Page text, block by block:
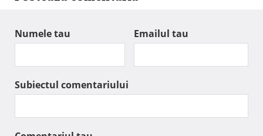
Numele tau Emailul tau
Subiectul comentariului